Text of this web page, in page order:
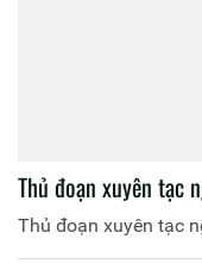
Thủ đoạn xuyên tạc
Thủ đoạn xuyên tạc